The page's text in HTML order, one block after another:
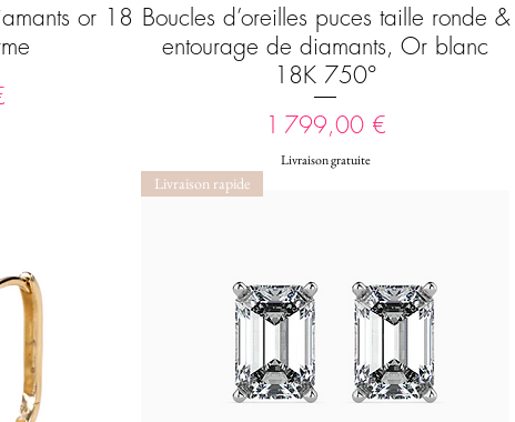
or 18
Aperçu rapide
Boucles d’oreilles puces taille ronde &
entourage de diamants, Or blanc
18K 750°
Prix
1 799,00 €
Livraison gratuite
Livraison rapide